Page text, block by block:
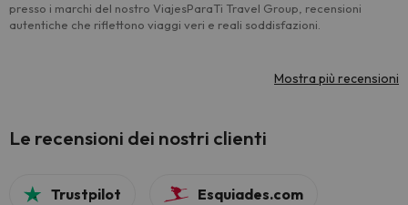
presso i marchi del nostro ViajesParaTi Travel Group, recensioni
autentiche che riflettono viaggi veri e reali soddisfazioni.
Mostra più recensioni
Le recensioni dei nostri clienti
Trustpilot Esquiades.com